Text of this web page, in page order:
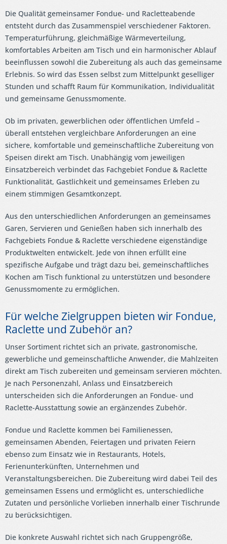
Die Qualität gemeinsamer Fondue- und Racletteabende
entsteht durch das Zusammenspiel verschiedener Faktoren.
Temperaturführung, gleichmäßige Wärmeverteilung,
komfortables Arbeiten am Tisch und ein harmonischer Ablauf
beeinflussen sowohl die Zubereitung als auch das gemeinsame
Erlebnis. So wird das Essen selbst zum Mittelpunkt geselliger
Stunden und schafft Raum für Kommunikation, Individualität
und gemeinsame Genussmomente.
Ob im privaten, gewerblichen oder öffentlichen Umfeld –
überall entstehen vergleichbare Anforderungen an eine
sichere, komfortable und gemeinschaftliche Zubereitung von
Speisen direkt am Tisch. Unabhängig vom jeweiligen
Einsatzbereich verbindet das Fachgebiet Fondue & Raclette
Funktionalität, Gastlichkeit und gemeinsames Erleben zu
einem stimmigen Gesamtkonzept.
Aus den unterschiedlichen Anforderungen an gemeinsames
Garen, Servieren und Genießen haben sich innerhalb des
Fachgebiets Fondue & Raclette verschiedene eigenständige
Produktwelten entwickelt. Jede von ihnen erfüllt eine
spezifische Aufgabe und trägt dazu bei, gemeinschaftliches
Kochen am Tisch funktional zu unterstützen und besondere
Genussmomente zu ermöglichen.
Für welche Zielgruppen bieten wir Fondue,
Raclette und Zubehör an?
Unser Sortiment richtet sich an private, gastronomische,
gewerbliche und gemeinschaftliche Anwender, die Mahlzeiten
direkt am Tisch zubereiten und gemeinsam servieren möchten.
Je nach Personenzahl, Anlass und Einsatzbereich
unterscheiden sich die Anforderungen an Fondue- und
Raclette-Ausstattung sowie an ergänzendes Zubehör.
Fondue und Raclette kommen bei Familienessen,
gemeinsamen Abenden, Feiertagen und privaten Feiern
ebenso zum Einsatz wie in Restaurants, Hotels,
Ferienunterkünften, Unternehmen und
Veranstaltungsbereichen. Die Zubereitung wird dabei Teil des
gemeinsamen Essens und ermöglicht es, unterschiedliche
Zutaten und persönliche Vorlieben innerhalb einer Tischrunde
zu berücksichtigen.
Die konkrete Auswahl richtet sich nach Gruppengröße,